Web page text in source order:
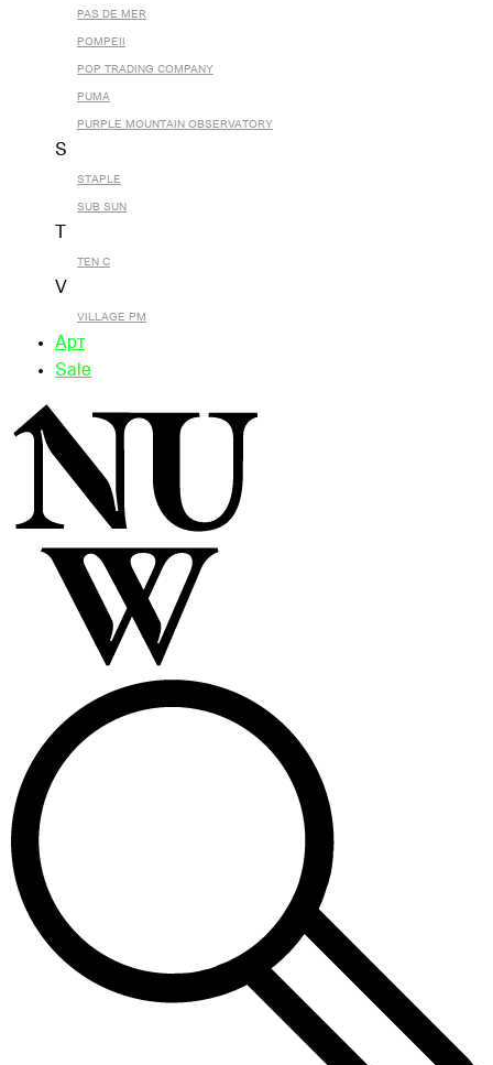
PAS DE MER
POMPEII
POP TRADING COMPANY
PUMA
PURPLE MOUNTAIN OBSERVATORY
S
STAPLE
SUB SUN
TEN C
V
VILLAGE PM
Арт
Sale